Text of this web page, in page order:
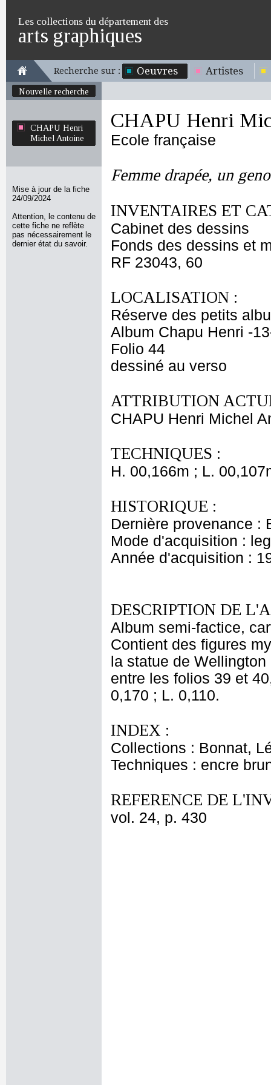
Les collections du département des
arts graphiques
Recherche sur : Oeuvres Artistes
Nouvelle recherche
CHAPU Henri
Michel Antoine
Mise à jour de la fiche
24/09/2024
Attention, le contenu de
cette fiche ne reflète
pas nécessairement le
dernier état du savoir.
CHAPU Henri
Ecole française
Femme drapée, un
INVENTAIRES ET
Cabinet des dessins
Fonds des dessins et
RF 23043, 60
LOCALISATION :
Réserve des petits
Album Chapu Henri -
Folio 44
dessiné au verso
ATTRIBUTION
CHAPU Henri Michel
TECHNIQUES :
H. 00,166m ; L.
HISTORIQUE :
Dernière provenance :
Mode d'acquisition :
Année d'acquisition :
DESCRIPTION DE
Album semi-factice,
Contient des figures
la statue de
entre les folios 39 et
0,170 ; L. 0,110.
INDEX :
Collections : Bonnat,
Techniques : encre
REFERENCE DE
vol. 24, p. 430